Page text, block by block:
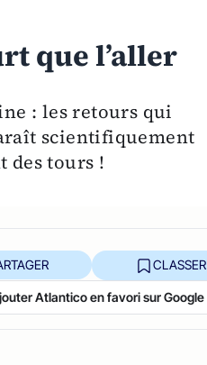
que l’aller
: les retours qui
scientifiquement
des tours !
CLASSER
Atlantico en favori sur Google